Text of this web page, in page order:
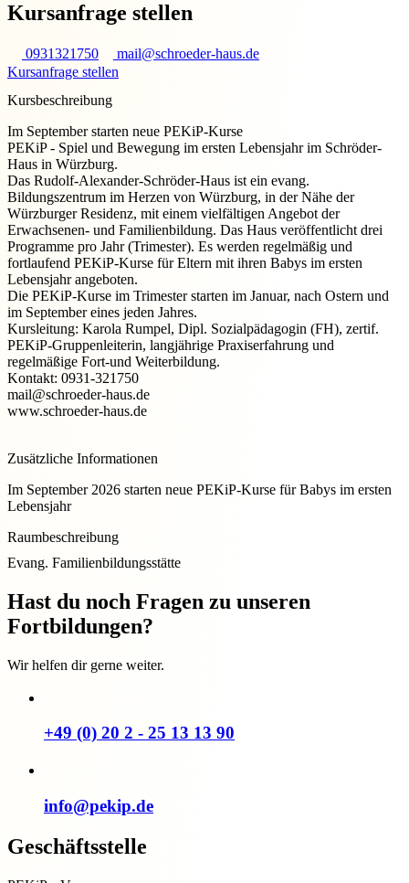
Kursanfrage stellen
0931321750
mail@schroeder-haus.de
Kursanfrage stellen
Kursbeschreibung
Im September starten neue PEKiP-Kurse
PEKiP - Spiel und Bewegung im ersten Lebensjahr im Schröder-
Haus in Würzburg.
Das Rudolf-Alexander-Schröder-Haus ist ein evang.
Bildungszentrum im Herzen von Würzburg, in der Nähe der
Würzburger Residenz, mit einem vielfältigen Angebot der
Erwachsenen- und Familienbildung. Das Haus veröffentlicht drei
Programme pro Jahr (Trimester). Es werden regelmäßig und
fortlaufend PEKiP-Kurse für Eltern mit ihren Babys im ersten
Lebensjahr angeboten.
Die PEKiP-Kurse im Trimester starten im Januar, nach Ostern und
im September eines jeden Jahres.
Kursleitung: Karola Rumpel, Dipl. Sozialpädagogin (FH), zertif.
PEKiP-Gruppenleiterin, langjährige Praxiserfahrung und
regelmäßige Fort-und Weiterbildung.
Kontakt: 0931-321750
mail@schroeder-haus.de
www.schroeder-haus.de
Zusätzliche Informationen
Im September 2026 starten neue PEKiP-Kurse für Babys im ersten
Lebensjahr
Raumbeschreibung
Evang. Familienbildungsstätte
Hast du noch Fragen zu unseren
Fortbildungen?
Wir helfen dir gerne weiter.
+49 (0) 20 2 - 25 13 13 90
info@pekip.de
Geschäftsstelle